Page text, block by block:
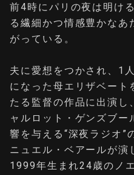
前4時にパリの夜は明け
る繊細かつ情感豊かなあ
がっている。
夫に愛想をつかされ、1
になった母エリザベート
たる監督の作品に出演し
ャルロット・ゲンズブー
響を与える“深夜ラジオ”
ニュエル・ベアールが演
1999年生まれ24歳のノ